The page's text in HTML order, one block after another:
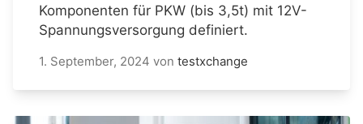
Komponenten für PKW (bis 3,5t) mit 12V-
Spannungsversorgung definiert.
1. September, 2024 von testxchange